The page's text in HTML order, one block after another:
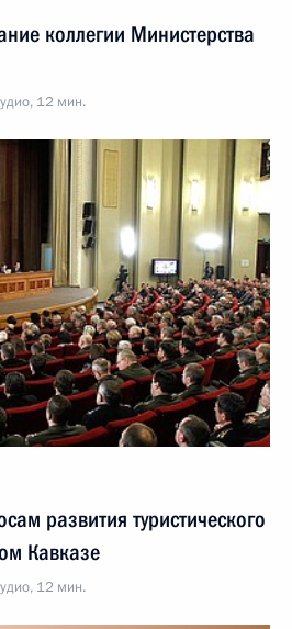
коллегии Министерства
12 мин.
развития туристического
Кавказе
12 мин.